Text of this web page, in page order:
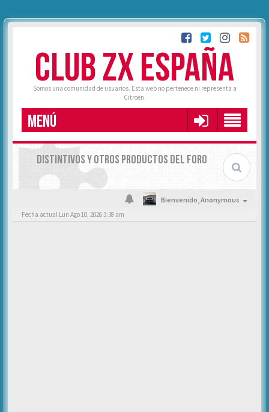
CLUB ZX ESPAÑA
Somos una comunidad de usuarios. Esta web no pertenece ni representa a
Citroën.
MENÚ
DISTINTIVOS Y OTROS PRODUCTOS DEL FORO
Bienvenido,Anonymous
Fecha actual Lun Ago 10, 2026 3:38 am